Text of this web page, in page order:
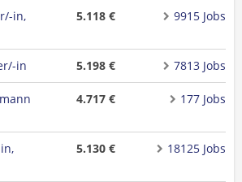
in,
5.118 € 9915 Jobs
in 5.198 € 7813 Jobs
4.717 € 177 Jobs
5.130 € 18125 Jobs